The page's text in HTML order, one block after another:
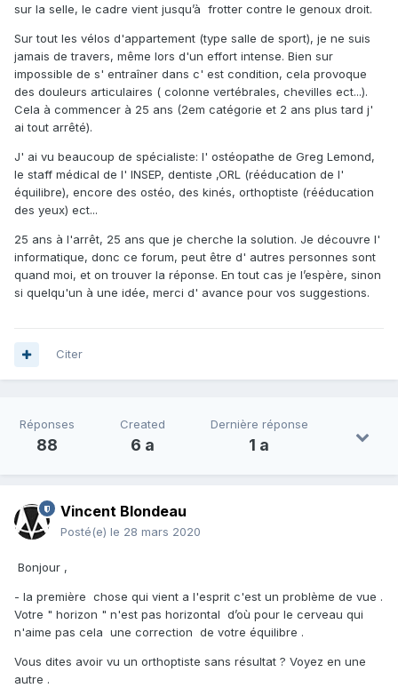
sur la selle, le cadre vient jusqu’à frotter contre le genoux droit.
Sur tout les vélos d'appartement (type salle de sport), je ne suis
jamais de travers, même lors d'un effort intense. Bien sur
impossible de s' entraîner dans c' est condition, cela provoque
des douleurs articulaires ( colonne vertébrales, chevilles ect...).
Cela à commencer à 25 ans (2em catégorie et 2 ans plus tard j'
ai tout arrêté).
J' ai vu beaucoup de spécialiste: l' ostéopathe de Greg Lemond,
le staff médical de l' INSEP, dentiste ,ORL (rééducation de l'
équilibre), encore des ostéo, des kinés, orthoptiste (rééducation
des yeux) ect...
25 ans à l'arrêt, 25 ans que je cherche la solution. Je découvre l'
informatique, donc ce forum, peut être d' autres personnes sont
quand moi, et on trouver la réponse. En tout cas je l’espère, sinon
si quelqu'un à une idée, merci d' avance pour vos suggestions.
Citer
Réponses
88
Created
6 a
Dernière réponse
1 a
Vincent Blondeau
Posté(e) le 28 mars 2020
Bonjour ,
- la première chose qui vient a l'esprit c'est un problème de vue .
Votre " horizon " n'est pas horizontal d’où pour le cerveau qui
n'aime pas cela une correction de votre équilibre .
Vous dites avoir vu un orthoptiste sans résultat ? Voyez en une
autre .